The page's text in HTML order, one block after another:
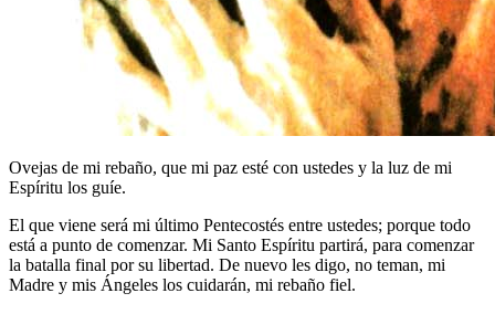
Ovejas de mi rebaño, que mi paz esté con ustedes y la luz de mi
Espíritu los guíe.
El que viene será mi último Pentecostés entre ustedes; porque todo
está a punto de comenzar. Mi Santo Espíritu partirá, para comenzar
la batalla final por su libertad. De nuevo les digo, no teman, mi
Madre y mis Ángeles los cuidarán, mi rebaño fiel.